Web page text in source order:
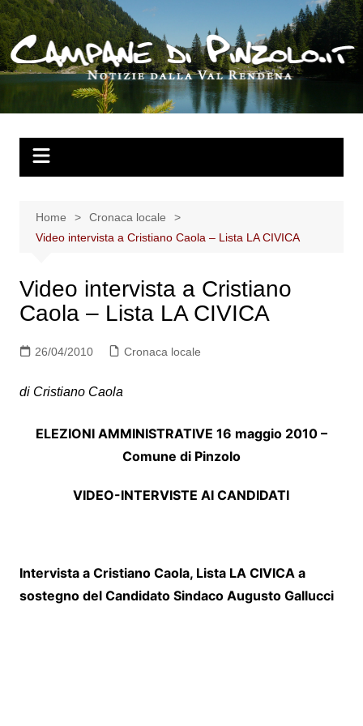
Salta
al
contenuto
Home
Cronaca locale
Video intervista a Cristiano Caola – Lista LA CIVICA
Video intervista a Cristiano
Caola – Lista LA CIVICA
26/04/2010 Cronaca locale
di Cristiano Caola
ELEZIONI AMMINISTRATIVE 16 maggio 2010 –
Comune di Pinzolo
VIDEO-INTERVISTE AI CANDIDATI
Intervista a Cristiano Caola, Lista LA CIVICA a
sostegno del Candidato Sindaco Augusto Gallucci